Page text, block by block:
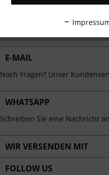
E-MAIL
Noch Fragen? Unser
WHATSAPP
Schreiben Sie eine Nachricht
WIR VERSENDEN MIT
FOLLOW US
Tracking
Personalisierung
Service